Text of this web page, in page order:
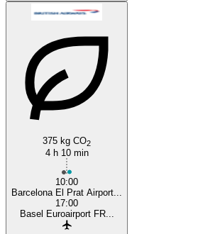
375 kg CO2
4 h 10 min
10:00
Barcelona El Prat Airport...
17:00
Basel Euroairport FR...